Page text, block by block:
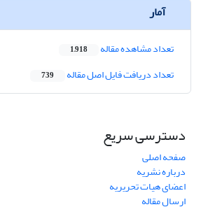
آمار
تعداد مشاهده مقاله 1,918
تعداد دریافت فایل اصل مقاله 739
دسترسی سریع
صفحه اصلی
درباره نشریه
اعضای هیات تحریریه
ارسال مقاله